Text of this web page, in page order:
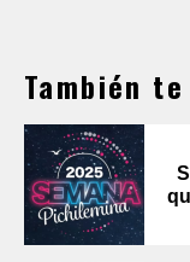
También